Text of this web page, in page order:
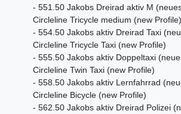
- 551.50 Jakobs Dreirad aktiv M
Circleline Tricycle medium (new Profile)
- 554.50 Jakobs aktiv Dreirad Taxi
Circleline Tricycle Taxi (new Profile)
- 555.50 Jakobs aktiv Doppeltaxi
Circleline Twin Taxi (new Profile)
- 558.50 Jakobs aktiv Lernfahrrad
Circleline Bicycle (new Profile)
- 562.50 Jakobs aktiv Dreirad Polizei